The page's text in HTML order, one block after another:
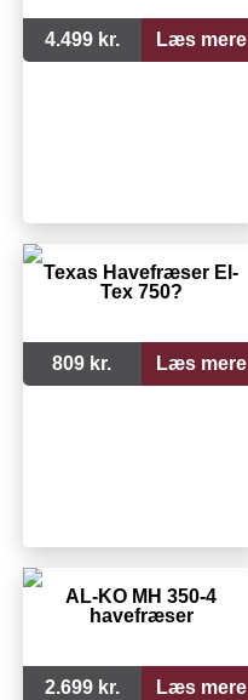
4.499 kr. Læs mere
Texas Havefræser El-
Tex 750?
809 kr. Læs mere
AL-KO MH 350-4
havefræser
2.699 kr. Læs mere